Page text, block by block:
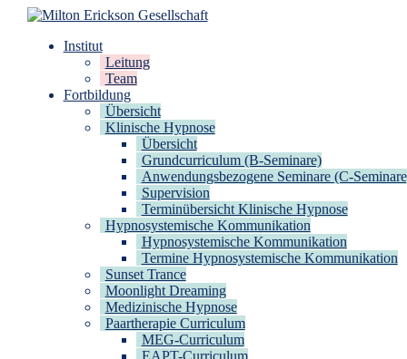
Zum
springenMilton Erickson Gesellschaft
für klinische Hypnose – Regionalstelle Tübingen
Institut
Leitung
Team
Fortbildung
Übersicht
Klinische Hypnose
Übersicht
Grundcurriculum (B-Seminare)
Anwendungsbezogene Seminare (C-
Supervision
Terminübersicht Klinische Hypnose
Hypnosystemische Kommunikation
Hypnosystemische Kommunikation
Termine Hypnosystemische Kommunikation
Sunset Trance
Moonlight Dreaming
Medizinische Hypnose
Paartherapie Curriculum
MEG-Curriculum
EAPT-Curriculum